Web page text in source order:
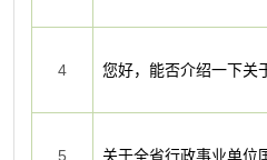
4 您好，能否介绍一下关
5 关于全省行政事业单位